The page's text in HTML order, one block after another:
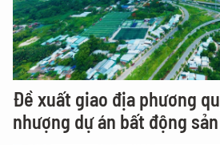
Đề xuất giao địa phương
nhượng dự án bất động sản